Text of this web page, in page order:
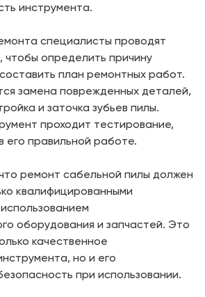
инструмента.
специалисты проводят
чтобы определить причину
план ремонтных работ.
замена поврежденных деталей,
и заточка зубьев пилы.
проходит тестирование,
его правильной работе.
ремонт сабельной пилы должен
квалифицированными
оборудования и запчастей. Это
качественное
но и его
при использовании.